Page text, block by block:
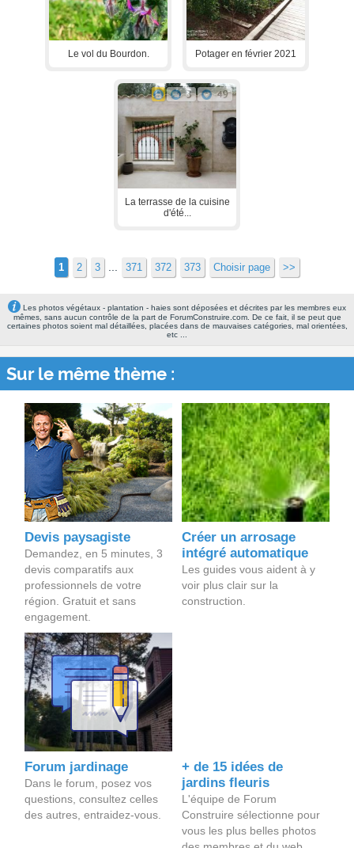
Le vol du Bourdon. Potager en février 2021
3 49
La terrasse de la cuisine
d'été...
1 2 3 371 372 373 Choisir page >>
Les photos végétaux - plantation - haies sont déposées et décrites par les membres eux
mêmes, sans aucun contrôle de la part de ForumConstruire.com. De ce fait, il se peut que
certaines photos soient mal détaillées, placées dans de mauvaises catégories, mal orientées,
etc ...
Sur le même thème :
Devis paysagiste
Demandez, en 5 minutes, 3
devis comparatifs aux
professionnels de votre
région. Gratuit et sans
engagement.
Créer un arrosage
intégré automatique
Les guides vous aident à y
voir plus clair sur la
construction.
Forum jardinage
Dans le forum, posez vos
questions, consultez celles
des autres, entraidez-vous.
+ de 15 idées de
jardins fleuris
L'équipe de Forum
Construire sélectionne pour
vous les plus belles photos